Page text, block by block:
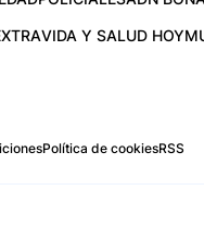
VIDA Y SALUD HOY
Política de cookiesRSS